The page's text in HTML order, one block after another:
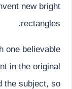
new bright
rectangles.
one believable
in the original
the subject, so